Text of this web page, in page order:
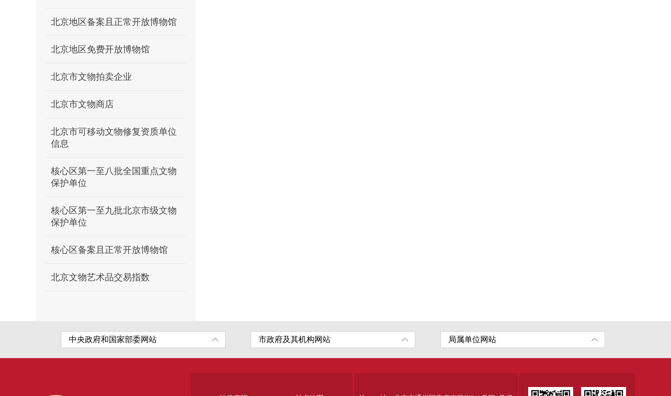
北京地区备案且正常开放博物馆
北京地区免费开放博物馆
北京市文物拍卖企业
北京市文物商店
北京市可移动文物修复资质单位
信息
核心区第一至八批全国重点文物
保护单位
核心区第一至九批北京市级文物
保护单位
核心区备案且正常开放博物馆
北京文物艺术品交易指数